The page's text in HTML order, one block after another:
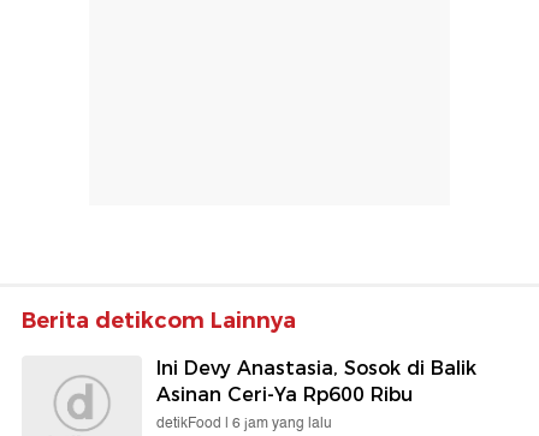
Berita detikcom Lainnya
Ini Devy Anastasia, Sosok di Balik
Asinan Ceri-Ya Rp600 Ribu
detikFood | 6 jam yang lalu